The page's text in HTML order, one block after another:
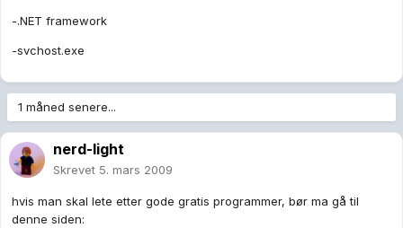
-.NET framework
-svchost.exe
1 måned senere...
nerd-light
Skrevet 5. mars 2009
hvis man skal lete etter gode gratis programmer, bør ma gå til
denne siden: